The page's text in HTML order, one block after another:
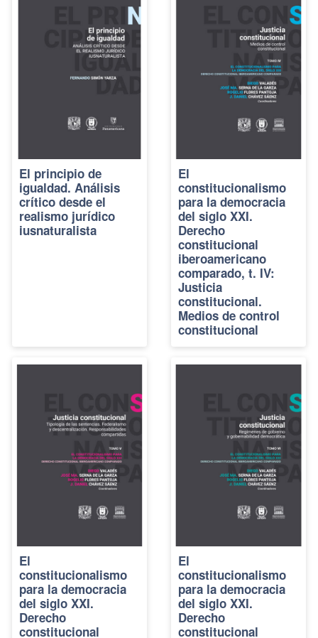
El principio de
igualdad. Análisis
crítico desde el
realismo jurídico
iusnaturalista
El
constitucionalismo
para la democracia
del siglo XXI.
Derecho
constitucional
iberoamericano
comparado, t. IV:
Justicia
constitucional.
Medios de control
constitucional
El
constitucionalismo
para la democracia
del siglo XXI.
Derecho
constitucional
El
constitucionalismo
para la democracia
del siglo XXI.
Derecho
constitucional